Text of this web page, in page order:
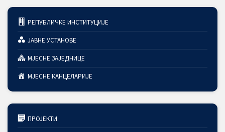
РЕПУБЛИЧКЕ ИНСТИТУЦИЈЕ
ЈАВНЕ УСТАНОВЕ
МЈЕСНЕ ЗАЈЕДНИЦЕ
МЈЕСНЕ КАНЦЕЛАРИЈЕ
ПРОЈЕКТИ